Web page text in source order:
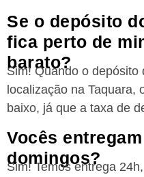
Se o depósito
fica perto de
barato?
Sim! Quando o
localização na Taquara,
baixo, já que a taxa de
Vocês
domingos?
Sim! Temos entrega